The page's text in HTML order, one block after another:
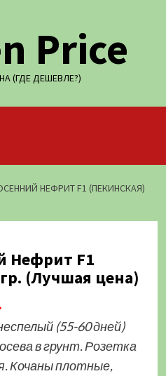
Price
(ГДЕ ДЕШЕВЛЕ?)
НЕФРИТ F1 (ПЕКИНСКАЯ)
Нефрит F1
(Лучшая цена)
(55-60 дней)
в грунт. Розетка
Кочаны плотные,